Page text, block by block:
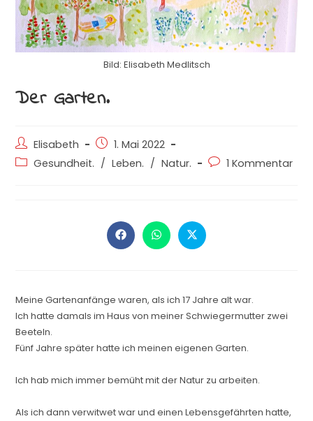
Bild: Elisabeth Medlitsch
Der Garten.
Elisabeth
1. Mai 2022
Gesundheit. / Leben. / Natur. 1 Kommentar
Meine Gartenanfänge waren, als ich 17 Jahre alt war.
Ich hatte damals im Haus von meiner Schwiegermutter zwei
Beeteln.
Fünf Jahre späterhatte ich meinen eigenen Garten.
Ich hab mich immer bemüht mit der Natur zu arbeiten.
Als ich dann verwitwet war und einen Lebensgefährten hatte,